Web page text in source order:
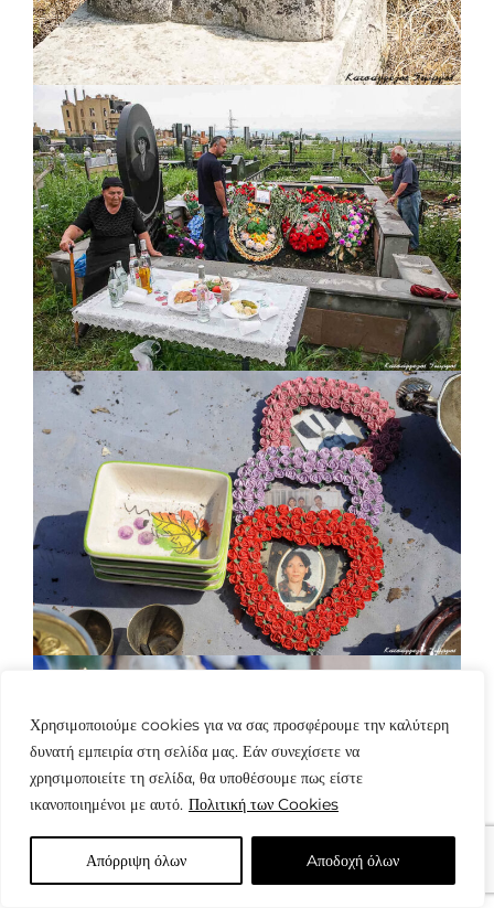
Χρησιμοποιούμε cookies για να σας προσφέρουμε την καλύτερη
δυνατή εμπειρία στη σελίδα μας. Εάν συνεχίσετε να
χρησιμοποιείτε τη σελίδα, θα υποθέσουμε πως είστε
ικανοποιημένοι με αυτό. Πολιτική των Cookies
Απόρριψη όλων Aποδοχή όλων